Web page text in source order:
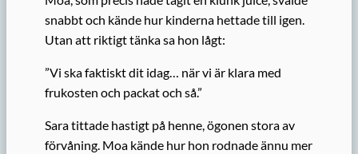
snabbt och kände hur kinderna hettade till igen.
Utan att riktigt tänka sa hon lågt:
”Vi ska faktiskt dit idag… när vi är klara med
frukosten och packat och så.”
Sara tittade hastigt på henne, ögonen stora av
förvåning. Moa kände hur hon rodnade ännu mer